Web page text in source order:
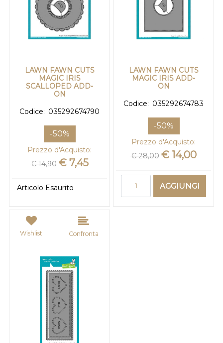
LAWN FAWN CUTS
MAGIC IRIS
SCALLOPED ADD-
ON
Codice: 035292674790
-50%
Prezzo d'Acquisto:
€ 14,90 € 7,45
Articolo Esaurito
LAWN FAWN CUTS
MAGIC IRIS ADD-
ON
Codice: 035292674783
-50%
Prezzo d'Acquisto:
€ 28,00 € 14,00
AGGIUNGI
Wishlist Confronta